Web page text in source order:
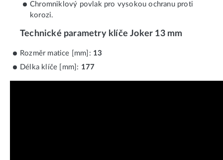
Chromniklový povlak pro vysokou ochranu proti
korozi.
Technické parametry klíče Joker 13 mm
Rozměr matice [mm]: 13
Délka klíče [mm]: 177